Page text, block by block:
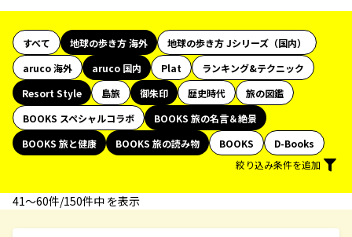
すべて 地球の歩き方 海外
地球の歩き方 Jシリーズ（国内）
aruco 海外
aruco 国内 Plat
ランキング&テクニック
Resort Style
島旅 御朱印 歴史時代
旅の図鑑
BOOKS スペシャルコラボ
BOOKS 旅の名言＆絶景
BOOKS 旅と健康
BOOKS 旅の読み物 BOOKS
D-Books
絞り込み条件を追加
41〜60件/150件中 を表示